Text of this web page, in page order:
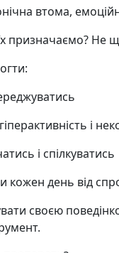
втома,
призначаємо? Не
і
і спілкуватись
кожен день від
своєю